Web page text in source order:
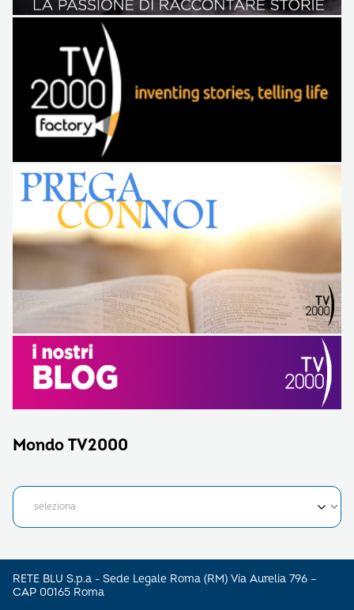
Mondo TV2000
RETE BLU S.p.a - Sede Legale Roma (RM) Via Aurelia 796 –
CAP 00165 Roma